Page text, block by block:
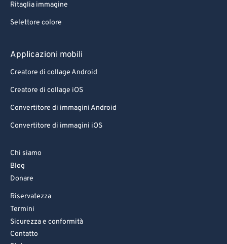
Ritaglia immagine
Selettore colore
Applicazioni mobili
Creatore di collage Android
Creatore di collage iOS
Convertitore di immagini Android
Convertitore di immagini iOS
Chi siamo
Blog
Donare
Riservatezza
Termini
Sicurezza e conformità
Contatto